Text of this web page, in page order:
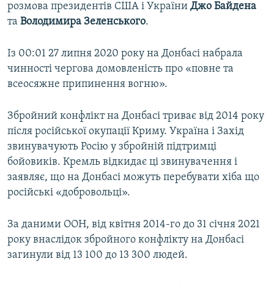
розмова президентів США і України Джо Байдена
та Володимира Зеленського.
Із 00:01 27 липня 2020 року на Донбасі набрала
чинності чергова домовленість про «повне та
всеосяжне припинення вогню».
Збройний конфлікт на Донбасі триває від 2014 року
після російської окупації Криму. Україна і Захід
звинувачують Росію у збройній підтримці
бойовиків. Кремль відкидає ці звинувачення і
заявляє, що на Донбасі можуть перебувати хіба що
російські «добровольці».
За даними ООН, від квітня 2014-го до 31 січня 2021
року внаслідок збройного конфлікту на Донбасі
загинули від 13 100 до 13 300 людей.